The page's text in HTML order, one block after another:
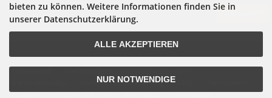
Anmelden
Datenschutzerklärung
Kontakt
Widerrufsrecht Referenzen Produkte
bieten zu können. Weitere Informationen finden Sie in
unserer Datenschutzerklärung.
ALLE AKZEPTIEREN
NUR NOTWENDIGE